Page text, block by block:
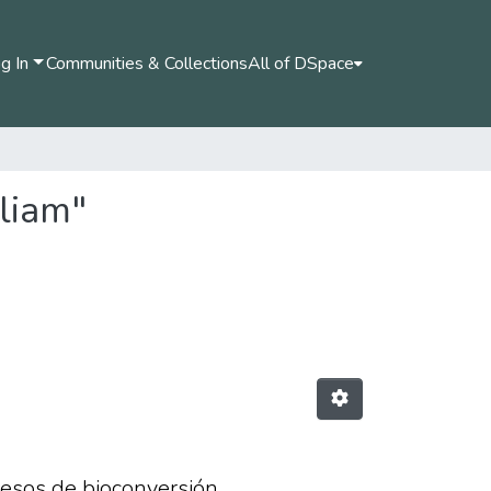
In Communities & CollectionsAll of DSpace